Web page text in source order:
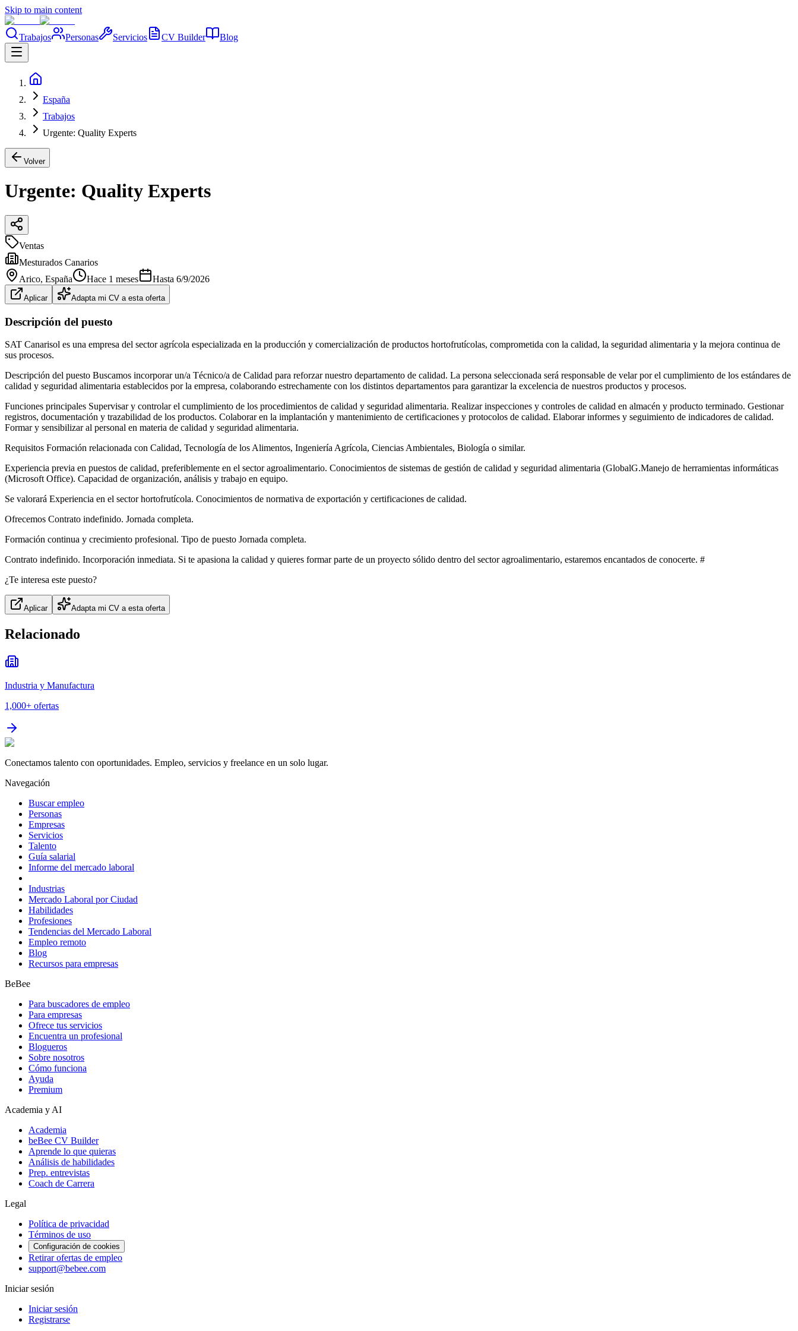
Skip to main content
Trabajos Personas Servicios CV Builder Blog
España
Trabajos
Urgente: Quality Experts
Volver
Urgente: Quality Experts
Ventas
Mesturados Canarios
Arico, España Hace 1 meses Hasta 6/9/2026
Aplicar Adapta mi CV a esta oferta
Descripción del puesto
SAT Canarisol es una empresa del sector agrícola especializada en la producción y comercialización de productos hortofrutícolas, comprometida con la calidad, la seguridad alimentaria y la mejora continua de
sus procesos.
Descripción del puesto Buscamos incorporar un/a Técnico/a de Calidad para reforzar nuestro departamento de calidad. La persona seleccionada será responsable de velar por el cumplimiento de los estándares de
calidad y seguridad alimentaria establecidos por la empresa, colaborando estrechamente con los distintos departamentos para garantizar la excelencia de nuestros productos y procesos.
Funciones principales Supervisar y controlar el cumplimiento de los procedimientos de calidad y seguridad alimentaria. Realizar inspecciones y controles de calidad en almacén y producto terminado. Gestionar
registros, documentación y trazabilidad de los productos. Colaborar en la implantación y mantenimiento de certificaciones y protocolos de calidad. Elaborar informes y seguimiento de indicadores de calidad.
Formar y sensibilizar al personal en materia de calidad y seguridad alimentaria.
Requisitos Formación relacionada con Calidad, Tecnología de los Alimentos, Ingeniería Agrícola, Ciencias Ambientales, Biología o similar.
Experiencia previa en puestos de calidad, preferiblemente en el sector agroalimentario. Conocimientos de sistemas de gestión de calidad y seguridad alimentaria (GlobalG.Manejo de herramientas informáticas
(Microsoft Office). Capacidad de organización, análisis y trabajo en equipo.
Se valorará Experiencia en el sector hortofrutícola. Conocimientos de normativa de exportación y certificaciones de calidad.
Ofrecemos Contrato indefinido. Jornada completa.
Formación continua y crecimiento profesional. Tipo de puesto Jornada completa.
Contrato indefinido. Incorporación inmediata. Si te apasiona la calidad y quieres formar parte de un proyecto sólido dentro del sector agroalimentario, estaremos encantados de conocerte. #
¿Te interesa este puesto?
Aplicar Adapta mi CV a esta oferta
Relacionado
Industria y Manufactura
1,000+ ofertas
Conectamos talento con oportunidades. Empleo, servicios y freelance en un solo lugar.
Navegación
Buscar empleo
Personas
Empresas
Servicios
Talento
Guía salarial
Informe del mercado laboral
Industrias
Mercado Laboral por Ciudad
Habilidades
Profesiones
Tendencias del Mercado Laboral
Empleo remoto
Blog
Recursos para empresas
BeBee
Para buscadores de empleo
Para empresas
Ofrece tus servicios
Encuentra un profesional
Blogueros
Sobre nosotros
Cómo funciona
Ayuda
Premium
Academia y AI
Academia
beBee CV Builder
Aprende lo que quieras
Análisis de habilidades
Prep. entrevistas
Coach de Carrera
Legal
Política de privacidad
Términos de uso
Configuración de cookies
Retirar ofertas de empleo
support@bebee.com
Iniciar sesión
Iniciar sesión
Registrarse